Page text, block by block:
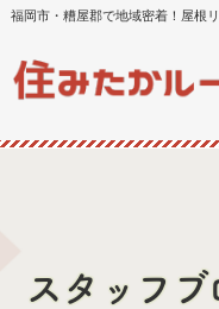
福岡市・糟屋郡で地域密着！屋根
スタッフブ